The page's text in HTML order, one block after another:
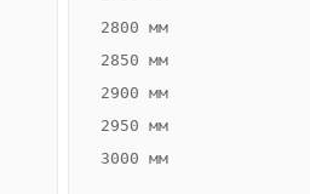
ВЫСОТА,
2800 мм
2850 мм
2900 мм
2950 мм
3000 мм